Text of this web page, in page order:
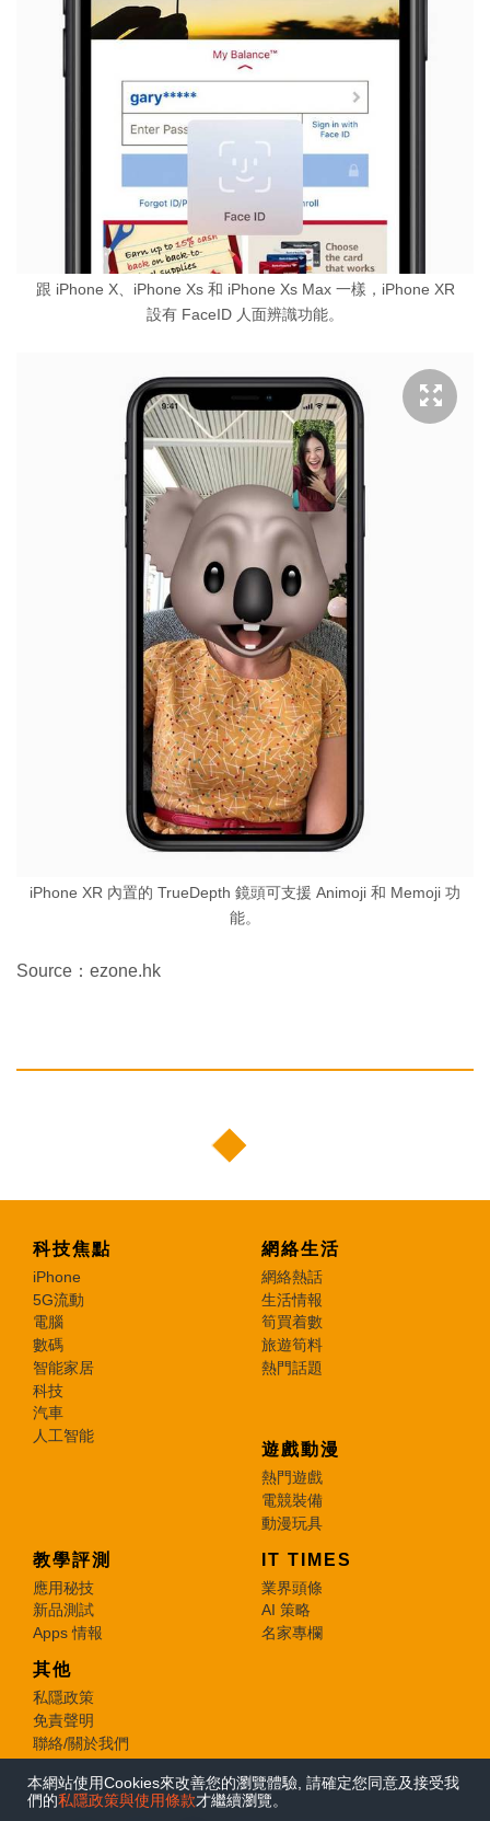
本網站使用Cookies來改善您的瀏覽體驗, 請確定您同意及接受我
們的私隱政策與使用條款才繼續瀏覽。
跟 iPhone X、iPhone Xs 和 iPhone Xs Max 一樣，iPhone XR
設有 FaceID 人面辨識功能。
iPhone XR 內置的 TrueDepth 鏡頭可支援 Animoji 和 Memoji 功
能。
Source：ezone.hk
科技焦點
iPhone
5G流動
電腦
數碼
智能家居
科技
汽車
人工智能
網絡生活
網絡熱話
生活情報
筍買着數
旅遊筍料
熱門話題
遊戲動漫
熱門遊戲
電競裝備
動漫玩具
教學評測
應用秘技
新品測試
Apps 情報
IT TIMES
業界頭條
AI 策略
名家專欄
其他
私隱政策
免責聲明
聯絡/關於我們
© 2026 e-zone. All Rights Reserved.